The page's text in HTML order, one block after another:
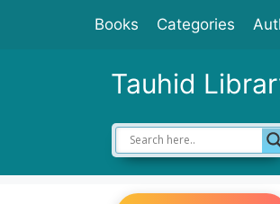
Books Categories
Tauhid